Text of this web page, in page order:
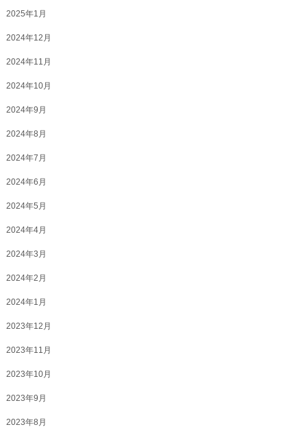
2025年1月
2024年12月
2024年11月
2024年10月
2024年9月
2024年8月
2024年7月
2024年6月
2024年5月
2024年4月
2024年3月
2024年2月
2024年1月
2023年12月
2023年11月
2023年10月
2023年9月
2023年8月